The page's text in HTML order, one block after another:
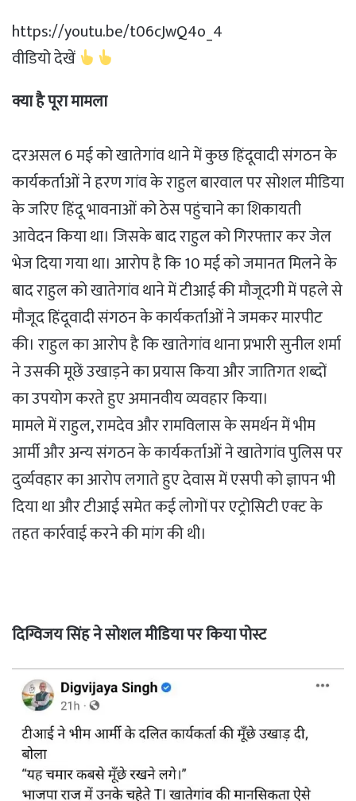
https://youtu.be/t06cJwQ4o_4
वीडियो देखें
क्या है पूरा मामला
दरअसल 6 मई को खातेगांव थाने में कुछ हिंदूवादी संगठन के
कार्यकर्ताओं ने हरण गांव के राहुल बारवाल पर सोशल मीडिया
के जरिए हिंदू भावनाओं को ठेस पहुंचाने का शिकायती
आवेदन किया था। जिसके बाद राहुल को गिरफ्तार कर जेल
भेज दिया गया था। आरोप है कि 10 मई को जमानत मिलने के
बाद राहुल को खातेगांव थाने में टीआई की मौजूदगी में पहले से
मौजूद हिंदूवादी संगठन के कार्यकर्ताओं ने जमकर मारपीट
की। राहुल का आरोप है कि खातेगांव थाना प्रभारी सुनील शर्मा
ने उसकी मूछें उखाड़ने का प्रयास किया और जातिगत शब्दों
का उपयोग करते हुए अमानवीय व्यवहार किया।
मामले में राहुल, रामदेव और रामविलास के समर्थन में भीम
आर्मी और अन्य संगठन के कार्यकर्ताओं ने खातेगांव पुलिस पर
दुर्व्यवहार का आरोप लगाते हुए देवास में एसपी को ज्ञापन भी
दिया था और टीआई समेत कई लोगों पर एट्रोसिटी एक्ट के
तहत कार्रवाई करने की मांग की थी।
दिग्विजय सिंह ने सोशल मीडिया पर किया पोस्ट